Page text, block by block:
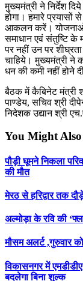
मुख्यमंत्री ने निर्देश
होगा। हमारे प्रयासों
आकलन करें। योजनाओं
समाधान एवं संतुष्टि के
पर नहीं उन पर
चाहिये। मुख्यमंत्री ने
धन की कमी नहीं होने
बैठक में कैबिनेट मंत्री
पाण्डेय, सचिव श्री
निदेशक उद्यान श्री
You Might
पौड़ी घूमने निकला
की मौत
मेरठ से हरिद्वार तक
अल्मोड़ा के रवि की
मौसम अलर्ट ,गुरुवार
विकासनगर में
बदलेगा बिना शुल्क